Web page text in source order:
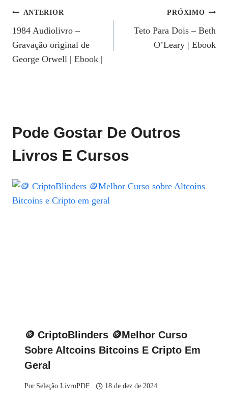
Navegação
De
Post
ANTERIOR
1984 Audiolivro –
Gravação original de
George Orwell | Ebook |
PRÓXIMO
Teto Para Dois – Beth
O’Leary | Ebook
Pode Gostar De Outros
Livros E Cursos
🪙 CriptoBlinders 🪙Melhor Curso
Sobre Altcoins Bitcoins E Cripto Em
Geral
Por Seleção LivroPDF 18 de dez de 2024